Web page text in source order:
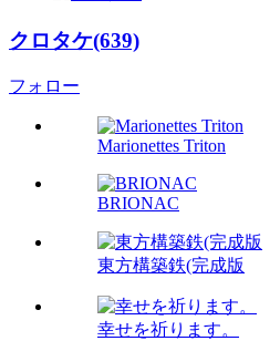
クロタケ(639)
フォロー
Marionettes Triton
BRIONAC
東方構築鉄(完成版
幸せを祈ります。